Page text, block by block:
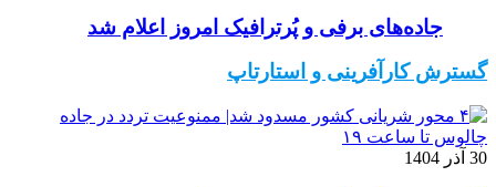
جاده‌های برفی و پُرترافیک امروز اعلام شد
گسترش کارآفرینی و استارتاپ
30 آذر 1404